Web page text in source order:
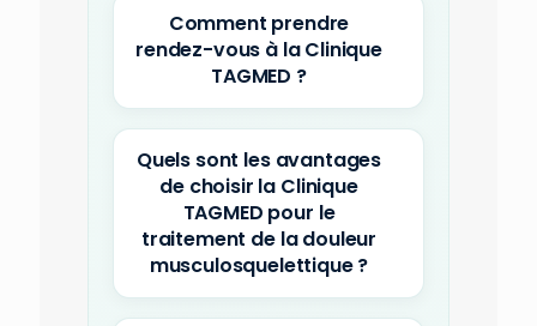
Comment prendre
rendez-vous à la Clinique
TAGMED ?
Quels sont les avantages
de choisir la Clinique
TAGMED pour le
traitement de la douleur
musculosquelettique ?